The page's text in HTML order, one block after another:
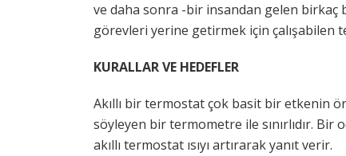
ve daha sonra -bir insandan gelen
görevleri yerine getirmek için çalışabilen
KURALLAR VE HEDEFLER
Akıllı bir termostat çok basit bir etkenin
söyleyen bir termometre ile sınırlıdır. Bir
akıllı termostat ısıyı artırarak yanıt verir.